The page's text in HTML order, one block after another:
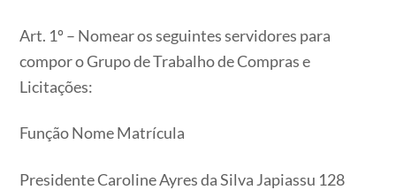
Art. 1º – Nomear os seguintes servidores para
compor o Grupo de Trabalho de Compras e
Licitações:
Função Nome Matrícula
Presidente Caroline Ayres da Silva Japiassu 128